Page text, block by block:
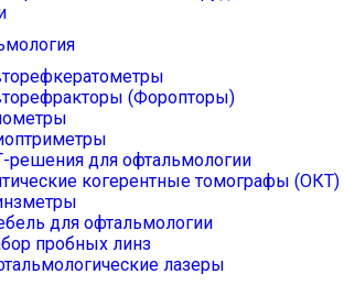
(Форопторы)
решения для офтальмологии
когерентные томографы (ОКТ)
для офтальмологии
пробных линз
лазеры